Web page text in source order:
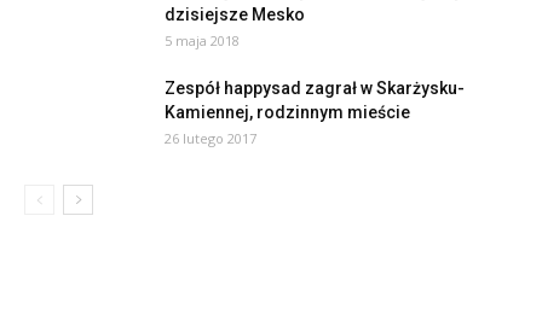
dzisiejsze Mesko
5 maja 2018
Zespół happysad zagrał w Skarżysku-
Kamiennej, rodzinnym mieście
26 lutego 2017